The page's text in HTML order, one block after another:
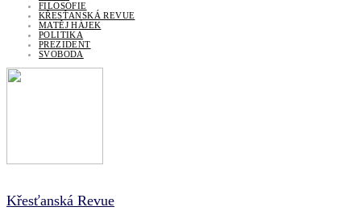
FILOSOFIE
KŘESŤANSKÁ REVUE
MATĚJ HÁJEK
POLITIKA
PREZIDENT
SVOBODA
Křesťanská Revue